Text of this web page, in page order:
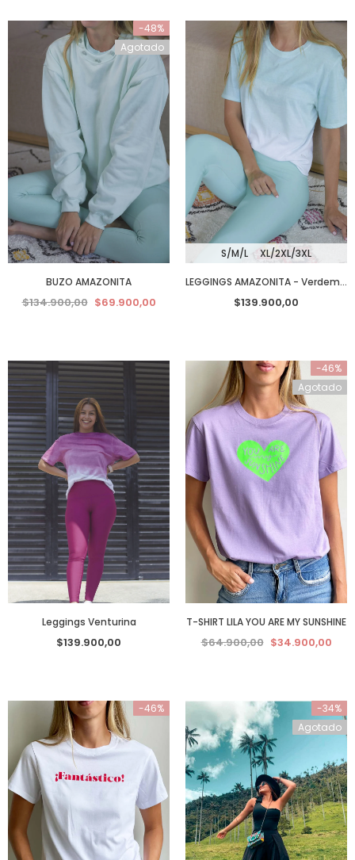
-48%
Agotado
BUZO AMAZONITA
$134.900,00 $69.900,00
S/M/L XL/2XL/3XL
LEGGINGS AMAZONITA - Verdementa
$139.900,00
Leggings Venturina
$139.900,00
-46%
Agotado
T-SHIRT LILA YOU ARE MY SUNSHINE
$64.900,00 $34.900,00
-46%
-34%
Agotado